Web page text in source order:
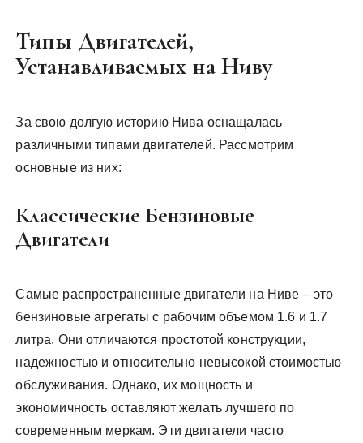
Типы Двигателей,
Устанавливаемых на Ниву
За свою долгую историю Нива оснащалась
различными типами двигателей. Рассмотрим
основные из них:
Классические Бензиновые
Двигатели
Самые распространенные двигатели на Ниве – это
бензиновые агрегаты с рабочим объемом 1.6 и 1.7
литра. Они отличаются простотой конструкции,
надежностью и относительно невысокой стоимостью
обслуживания. Однако, их мощность и
экономичность оставляют желать лучшего по
современным меркам. Эти двигатели часто